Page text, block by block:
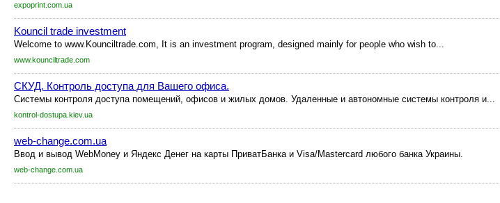
expoprint.com.ua
Kouncil trade investment
Welcome to www.Kounciltrade.com, It is an investment program, designed mainly for people who wish to...
www.kounciltrade.com
СКУД. Контроль доступа для Вашего офиса.
Системы контроля доступа помещений, офисов и жилых домов. Удаленные и автономные системы контроля и...
kontrol-dostupa.kiev.ua
web-change.com.ua
Ввод и вывод WebMoney и Яндекс Денег на карты ПриватБанка и Visa/Mastercard любого банка Украины.
web-change.com.ua